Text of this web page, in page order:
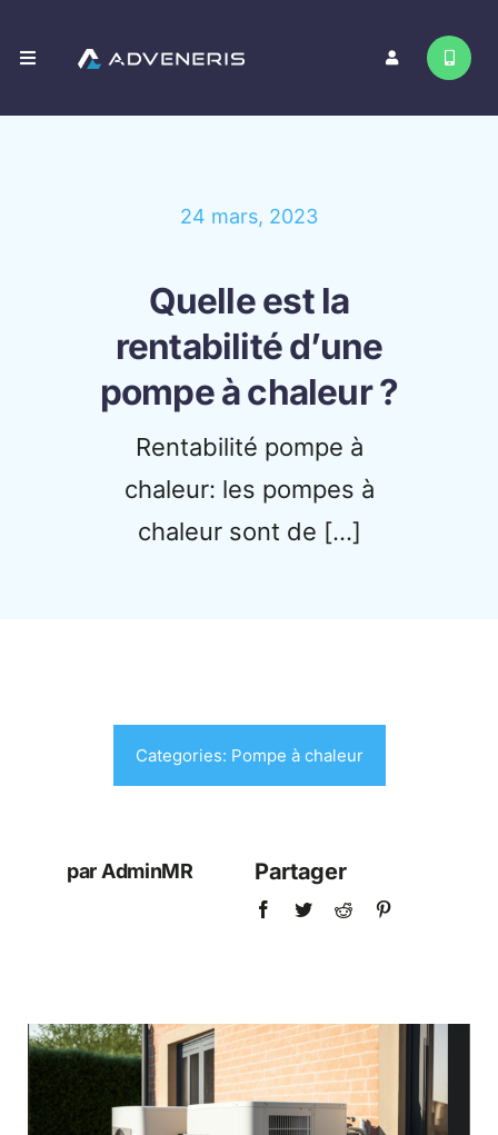
au
Toggle
24 mars, 2023
Quelle est la
rentabilité d’une
pompe à chaleur ?
Rentabilité pompe à
chaleur: les pompes à
chaleur sont de […]
Categories: Pompe à chaleur
par AdminMR Partager